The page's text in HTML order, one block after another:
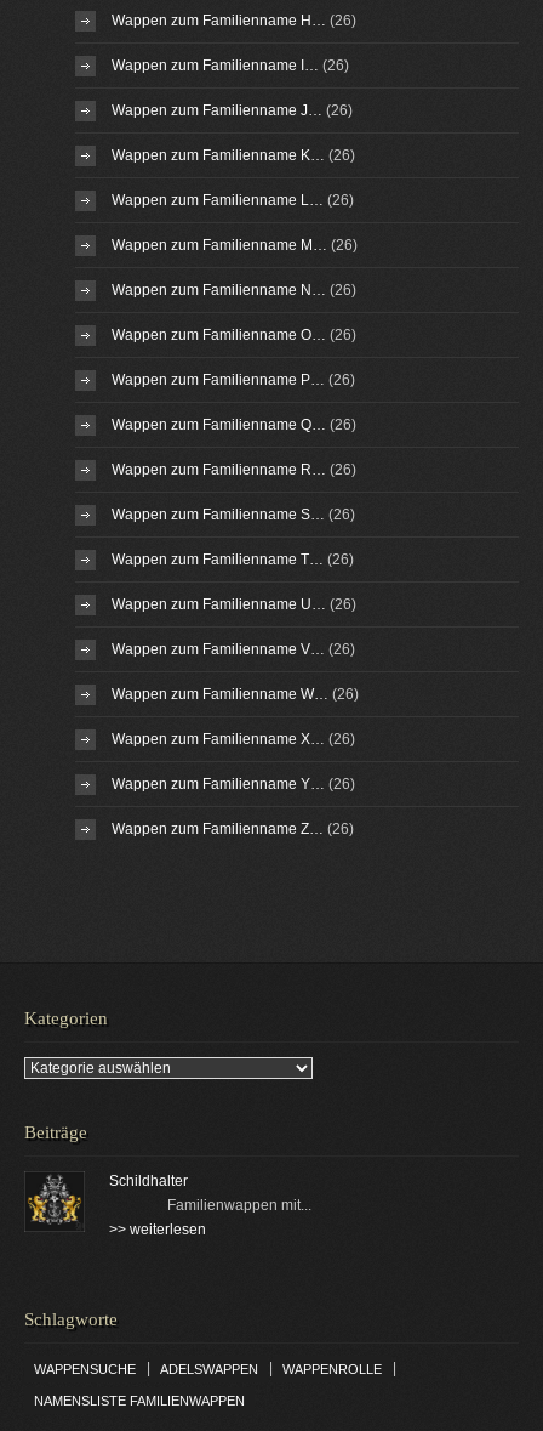
Wappen zum Familienname H… (26)
Wappen zum Familienname I… (26)
Wappen zum Familienname J… (26)
Wappen zum Familienname K… (26)
Wappen zum Familienname L… (26)
Wappen zum Familienname M… (26)
Wappen zum Familienname N… (26)
Wappen zum Familienname O… (26)
Wappen zum Familienname P… (26)
Wappen zum Familienname Q… (26)
Wappen zum Familienname R… (26)
Wappen zum Familienname S… (26)
Wappen zum Familienname T… (26)
Wappen zum Familienname U… (26)
Wappen zum Familienname V… (26)
Wappen zum Familienname W… (26)
Wappen zum Familienname X… (26)
Wappen zum Familienname Y… (26)
Wappen zum Familienname Z… (26)
Kategorien
Kategorien
Beiträge
Schildhalter
Familienwappen mit...
>> weiterlesen
Schlagworte
WAPPENSUCHE ADELSWAPPEN WAPPENROLLE
NAMENSLISTE FAMILIENWAPPEN